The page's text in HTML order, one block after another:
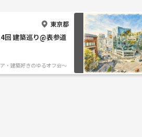
東京都
回 建築巡り@表参道
・建築好きのゆるオフ会〜